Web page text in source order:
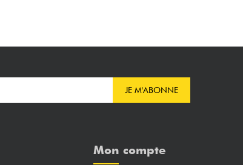
JE M'ABONNE
Mon compte